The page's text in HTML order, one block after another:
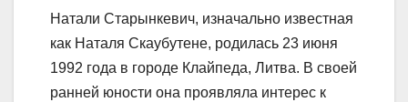
Натали Старынкевич, изначально известная
как Наталя Скаубутене, родилась 23 июня
1992 года в городе Клайпеда, Литва. В своей
ранней юности она проявляла интерес к